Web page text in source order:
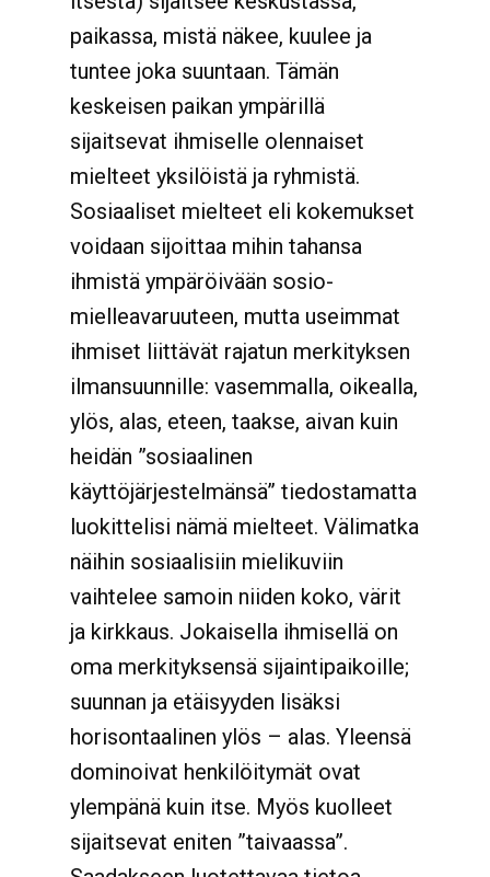
paikassa, mistä näkee, kuulee ja
tuntee joka suuntaan. Tämän
keskeisen paikan ympärillä
sijaitsevat ihmiselle olennaiset
mielteet yksilöistä ja ryhmistä.
Sosiaaliset mielteet eli kokemukset
voidaan sijoittaa mihin tahansa
ihmistä ympäröivään sosio-
mielleavaruuteen, mutta useimmat
ihmiset liittävät rajatun merkityksen
ilmansuunnille: vasemmalla, oikealla,
ylös, alas, eteen, taakse, aivan kuin
heidän ”sosiaalinen
käyttöjärjestelmänsä” tiedostamatta
luokittelisi nämä mielteet. Välimatka
näihin sosiaalisiin mielikuviin
vaihtelee samoin niiden koko, värit
ja kirkkaus. Jokaisella ihmisellä on
oma merkityksensä sijaintipaikoille;
suunnan ja etäisyyden lisäksi
horisontaalinen ylös – alas. Yleensä
dominoivat henkilöitymät ovat
ylempänä kuin itse. Myös kuolleet
sijaitsevat eniten ”taivaassa”.